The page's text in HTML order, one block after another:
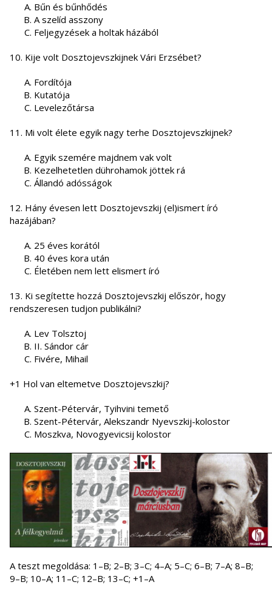
Bűn és bűnhődés
A szelíd asszony
Feljegyzések a holtak házából
10. Kije volt Dosztojevszkijnek Vári Erzsébet?
Fordítója
Kutatója
Levelezőtársa
11. Mi volt élete egyik nagy terhe Dosztojevszkijnek?
Egyik szemére majdnem vak volt
Kezelhetetlen dührohamok jöttek rá
Állandó adósságok
12. Hány évesen lett Dosztojevszkij (el)ismert író
hazájában?
25 éves korától
40 éves kora után
Életében nem lett elismert író
13. Ki segítette hozzá Dosztojevszkij először, hogy
rendszeresen tudjon publikálni?
Lev Tolsztoj
II. Sándor cár
Fivére, Mihail
+1 Hol van eltemetve Dosztojevszkij?
Szent-Pétervár, Tyihvini temető
Szent-Pétervár, Alekszandr Nyevszkij-kolostor
Moszkva, Novogyevicsij kolostor
A teszt megoldása: 1–B; 2–B; 3–C; 4–A; 5–C; 6–B; 7–A; 8–B;
9–B; 10–A; 11–C; 12–B; 13–C; +1–A